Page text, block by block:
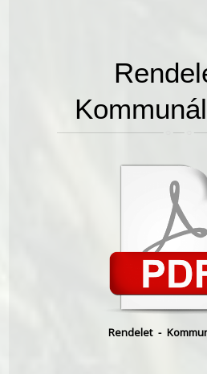
Rendelet -